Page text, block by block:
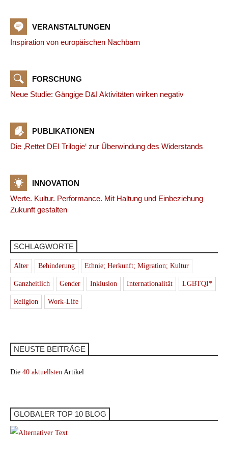
VERANSTALTUNGEN
Inspiration von europäischen Nachbarn
FORSCHUNG
Neue Studie: Gängige D&I Aktivitäten wirken negativ
PUBLIKATIONEN
Die ‚Rettet DEI Trilogie‘ zur Überwindung des Widerstands
INNOVATION
Werte. Kultur. Performance. Mit Haltung und Einbeziehung
Zukunft gestalten
SCHLAGWORTE
Alter Behinderung Ethnie; Herkunft; Migration; Kultur
Ganzheitlich Gender Inklusion Internationalität LGBTQI*
Religion Work-Life
NEUSTE BEITRÄGE
Die 40 aktuellsten Artikel
GLOBALER TOP 10 BLOG